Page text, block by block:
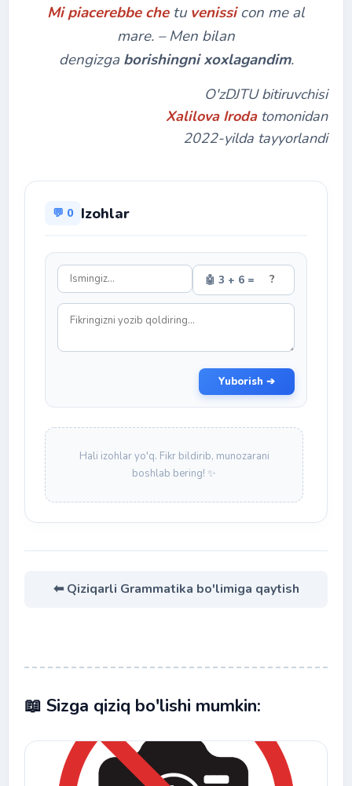
Mi piacerebbe che tuvenissi con me al
mare. – Men bilan
dengizga borishingni xoxlagandim.
O'zDJTU bitiruvchisi
Xalilova Iroda tomonidan
2022-yilda tayyorlandi
💬 0 Izohlar
🤖 3 + 6 =
Yuborish ➔
Hali izohlar yo'q. Fikr bildirib, munozarani
boshlab bering! ✨
⬅ Qiziqarli Grammatika bo'limiga qaytish
📖 Sizga qiziq bo'lishi mumkin: